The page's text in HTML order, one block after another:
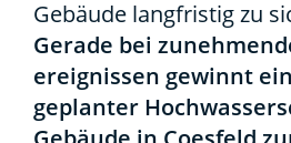
Gebäu­de lang­fris­tig zu
Gera­de bei
er­eig­nis­sen gewinnt
geplan­ter